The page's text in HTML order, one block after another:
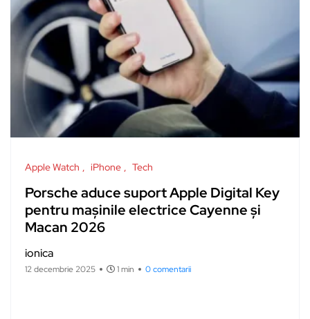
Apple Watch iPhone Tech
Porsche aduce suport Apple Digital Key
pentru mașinile electrice Cayenne și
Macan 2026
ionica
12 decembrie 2025 1 min 0 comentarii